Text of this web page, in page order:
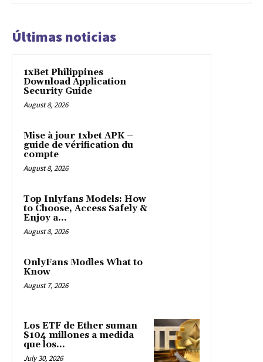
Últimas noticias
1xBet Philippines
Download Application
Security Guide
August 8, 2026
Mise à jour 1xbet APK –
guide de vérification du
compte
August 8, 2026
Top Inlyfans Models: How
to Choose, Access Safely &
Enjoy a...
August 8, 2026
OnlyFans Modles What to
Know
August 7, 2026
Los ETF de Ether suman
$104 millones a medida
que los...
July 30, 2026